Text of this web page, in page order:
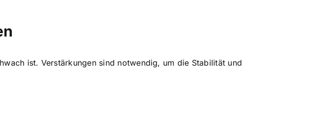
ist. Verstärkungen sind notwendig, um die Stabilität und